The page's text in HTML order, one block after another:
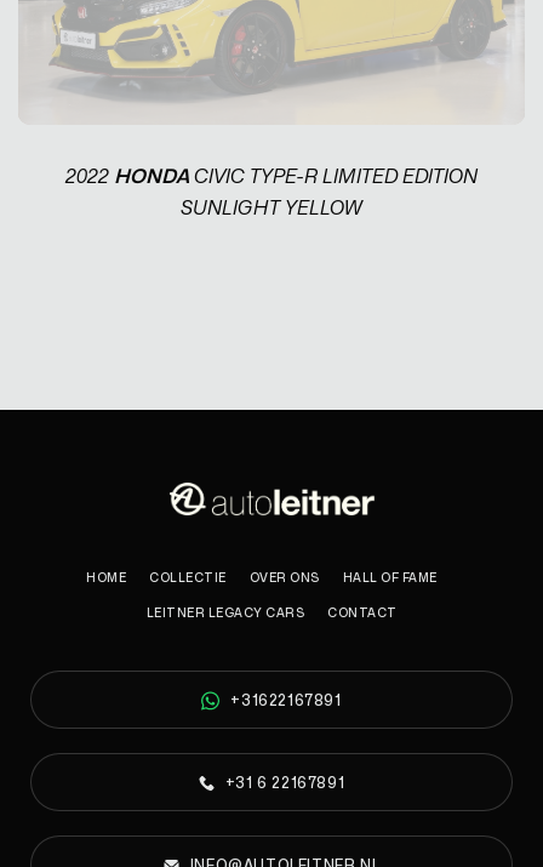
2022 HONDA CIVIC TYPE-R LIMITED EDITION
SUNLIGHT YELLOW
HOME COLLECTIE OVER ONS HALL OF FAME
LEITNER LEGACY CARS CONTACT
+31622167891
+31 6 22167891